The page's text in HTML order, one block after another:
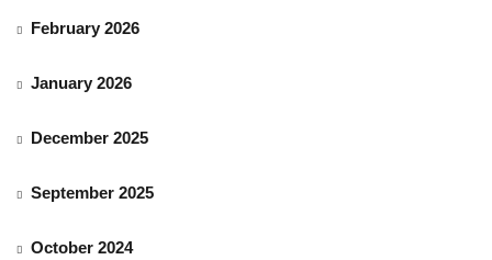
February 2026
January 2026
December 2025
September 2025
October 2024